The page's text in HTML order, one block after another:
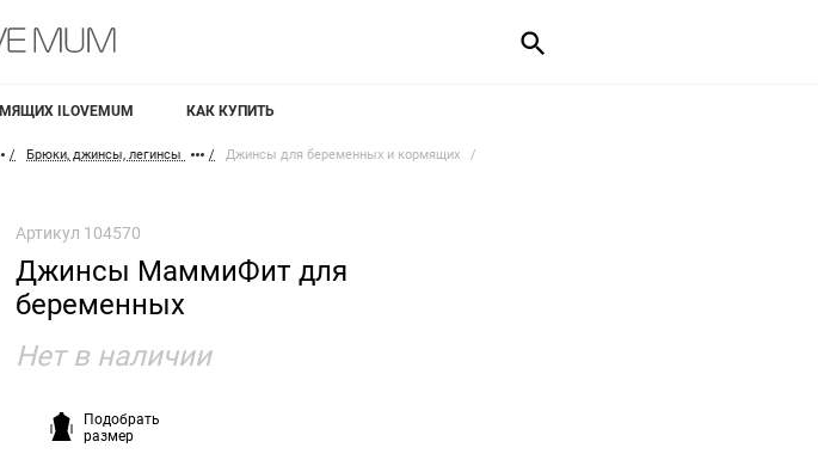
ILOVEMUM КАК КУПИТЬ
Брюки, джинсы, легинсы Джинсы для беременных и кормящих
Артикул 104570
Джинсы МаммиФит для
беременных
Нет в наличии
Подобрать
размер